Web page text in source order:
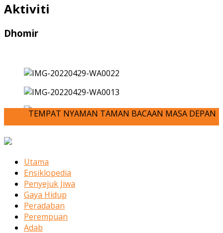
Aktiviti
Dhomir
TEMPAT NYAMAN TAMAN BACAAN MASA DEPAN
Utama
Ensiklopedia
Penyejuk Jiwa
Gaya Hidup
Peradaban
Perempuan
Adab